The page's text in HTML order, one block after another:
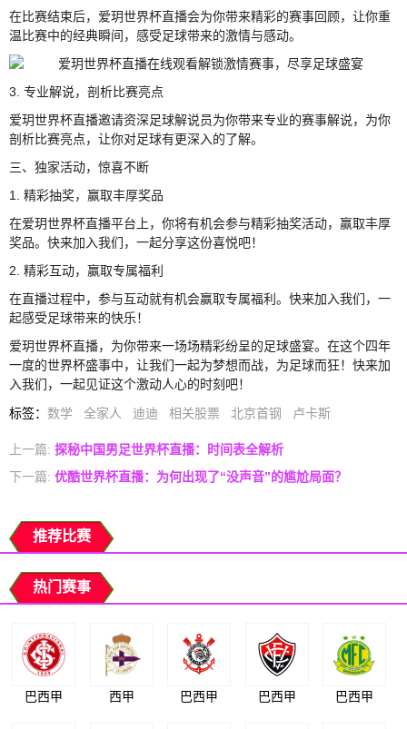
在比赛结束后，爱玥世界杯直播会为你带来精彩的赛事回顾，让你重
温比赛中的经典瞬间，感受足球带来的激情与感动。
3. 专业解说，剖析比赛亮点
爱玥世界杯直播邀请资深足球解说员为你带来专业的赛事解说，为你
剖析比赛亮点，让你对足球有更深入的了解。
三、独家活动，惊喜不断
1. 精彩抽奖，赢取丰厚奖品
在爱玥世界杯直播平台上，你将有机会参与精彩抽奖活动，赢取丰厚
奖品。快来加入我们，一起分享这份喜悦吧！
2. 精彩互动，赢取专属福利
在直播过程中，参与互动就有机会赢取专属福利。快来加入我们，一
起感受足球带来的快乐！
爱玥世界杯直播，为你带来一场场精彩纷呈的足球盛宴。在这个四年
一度的世界杯盛事中，让我们一起为梦想而战，为足球而狂！快来加
入我们，一起见证这个激动人心的时刻吧！
标签： 数学 全家人 迪迪 相关股票 北京首钢 卢卡斯
上一篇: 探秘中国男足世界杯直播：时间表全解析
下一篇: 优酷世界杯直播：为何出现了“没声音”的尴尬局面？
推荐比赛
热门赛事
巴西甲 西甲 巴西甲 巴西甲 巴西甲